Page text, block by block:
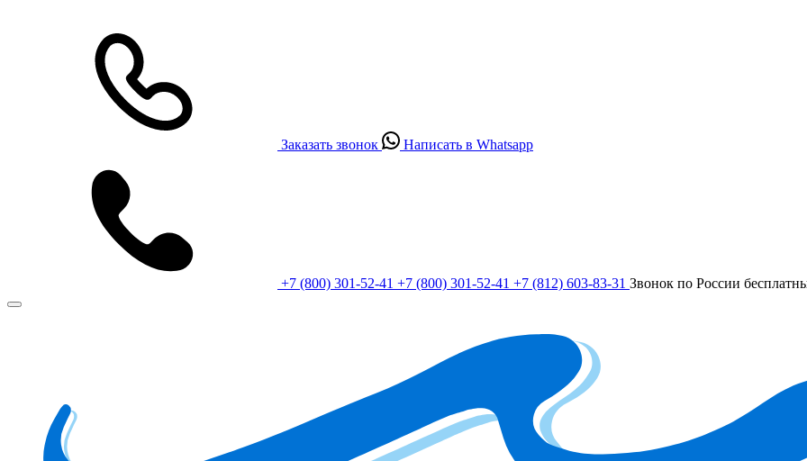
Заказать звонок Написать в Whatsapp
+7 (800) 301-52-41 +7 (800) 301-52-41 +7 (812) 603-83-31 Звонок по России